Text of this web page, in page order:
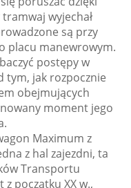
wyjechał
są przy
placu manewrowym.
postępy w
tym, jak rozpocznie
obejmujących
moment jego
Maximum z
z hal zajezdni, ta
Transportu
początku XX w.,